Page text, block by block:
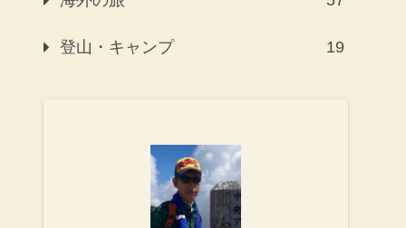
登山・キャンプ 19